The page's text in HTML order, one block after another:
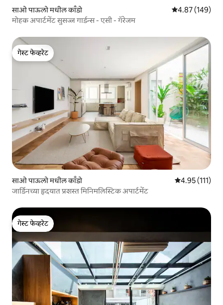
साओ पाऊलो मधील काँडो 5 पैकी 4.87
4.87 (149)
मोहक अपार्टमेंट सुसज्ज गार्डन्स - एसी - गॅरेजम
गेस्ट फेव्हरेट
गेस्ट फेव्हरेट
साओ पाऊलो मधील काँडो 5 पैकी 4.95
4.95 (111)
जार्डिनच्या हृदयात प्रशस्त मिनिमलिस्टिक अपार्टमेंट
गेस्ट फेव्हरेट
गेस्ट फेव्हरेट